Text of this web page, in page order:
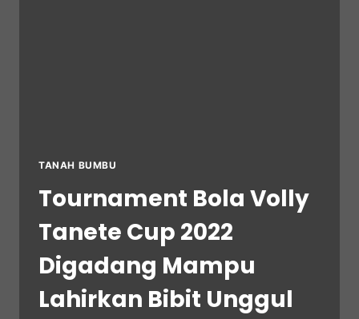
TANAH BUMBU
Tournament Bola Volly
Tanete Cup 2022
Digadang Mampu
Lahirkan Bibit Unggul